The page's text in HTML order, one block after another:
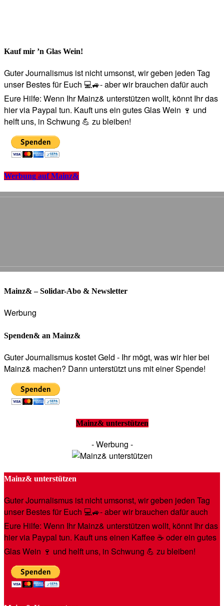
Kauf mir ’n Glas Wein!
Guter Journalismus ist nicht umsonst, wir geben jeden Tag
unser Bestes für Euch 💻🚙- aber wir brauchen dafür auch
Eure Hilfe: Wenn Ihr Mainz& unterstützen wollt, könnt Ihr das
hier via Paypal tun. Kauft uns ein gutes Glas Wein 🍷 und
helft uns, in Schwung 💪 zu bleiben!
Werbung auf Mainz&
Mainz& – Solidar-Abo & Newsletter
Werbung
Spenden& an Mainz&
Guter Journalismus kostet Geld - Ihr mögt, was wir hier bei
Mainz& machen? Dann unterstützt uns mit einer Spende!
Mainz& unterstützen
- Werbung -
Mainz& unterstützen
Guter Journalismus ist nicht umsonst, wir geben jeden Tag
unser Bestes für Euch 💻🚙- aber wir brauchen dafür auch
Eure Hilfe: Wenn Ihr Mainz& unterstützen wollt, könnt Ihr das
hier via Paypal tun. Kauft uns einen Kaffee ☕️ oder ein gutes
Glas Wein 🍷 und helft uns, in Schwung 💪 zu bleiben!